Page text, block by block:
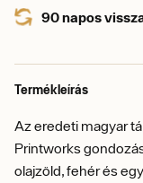
90 napos
Termékleírás
Az eredeti magyar
Printworks
olajzöld, fehér és